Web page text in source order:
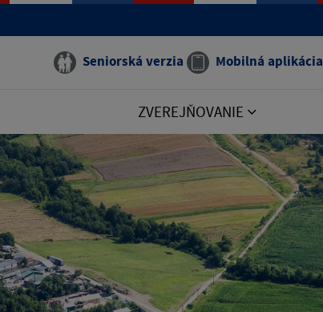
Seniorská verzia Mobilná aplikácia
ZVEREJŇOVANIE